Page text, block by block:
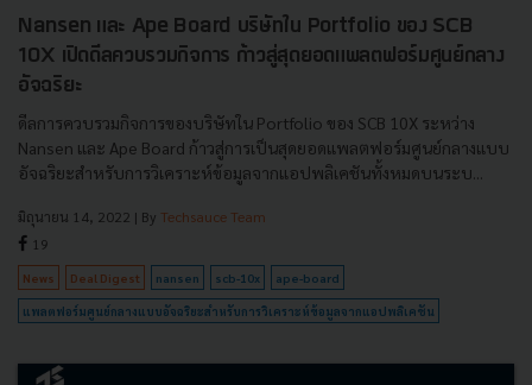
Nansen และ Ape Board บริษัทใน Portfolio ของ SCB
10X เปิดดีลควบรวมกิจการ ก้าวสู่สุดยอดแพลตฟอร์มศูนย์กลาง
อัจฉริยะ
ดีลการควบรวมกิจการของบริษัทใน Portfolio ของ SCB 10X ระหว่าง
Nansen และ Ape Board ก้าวสู่การเป็นสุดยอดแพลตฟอร์มศูนย์กลางแบบ
อัจฉริยะสำหรับการวิเคราะห์ข้อมูลจากแอปพลิเคชันทั้งหมดบนระบ...
มิถุนายน 14, 2022 | By Techsauce Team
19
News Deal Digest nansen scb-10x ape-board
แพลตฟอร์มศูนย์กลางแบบอัจฉริยะสำหรับการวิเคราะห์ข้อมูลจากแอปพลิเคชัน